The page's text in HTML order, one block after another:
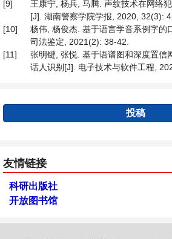
[9]
王康宁, 杨兵, 马腾. 声纹技术在网络
[J]. 湖南警察学院学报, 2020, 32(3):
[10]
杨伟, 杨俊杰. 基于语言学音系例字的
司法鉴定, 2021(2): 38-42.
[11]
张明键, 张悦. 基于语谱图和深度置信
话人识别[J]. 电子技术与软件工程,
投稿
友情链接
科研出版社
开放图书馆